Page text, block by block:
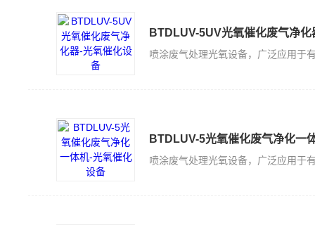
BTDLUV-5UV光氧催化废气净
BTDLUV-5光氧催化废气净化一